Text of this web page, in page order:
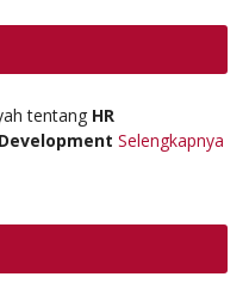
tentang HR
Selengkapnya